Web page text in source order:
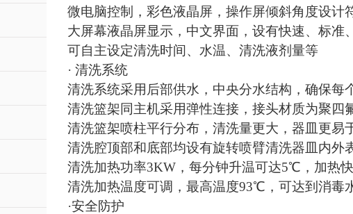
微电脑控制，彩色液晶屏，操作屏倾斜角度设
大屏幕液晶屏显示，中文界面，设有快速、标准
可自主设定清洗时间、水温、清洗液剂量等
· 清洗系统
清洗系统采用后部供水，中央分水结构，确保每
清洗篮架同主机采用弹性连接，接头材质为聚四
清洗篮架喷柱平行分布，清洗量更大，器皿更易
清洗腔顶部和底部均设有旋转喷臂清洗器皿内外
清洗加热功率3KW，每分钟升温可达5℃，加热快
清洗加热温度可调，最高温度93℃，可达到消毒
·安全防护